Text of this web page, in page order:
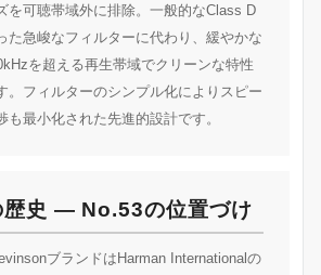
を可聴帯域外に排除。一般的なClass D
た急峻なフィルターに代わり、緩やかな
を超える再生帯域でクリーンな特性
。フィルターのシンプル化によりスピー
も最小化された先進的設計です。
歴史 — No.53の位置づけ
ブランドはHarman Internationalの